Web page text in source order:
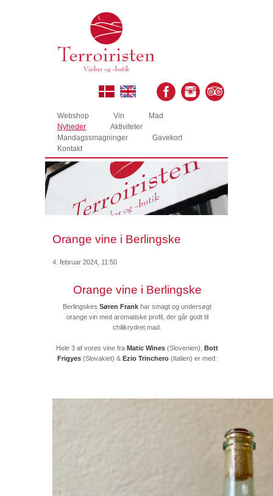
Webshop Vin
Mad
Nyheder
Aktiviteter
Mandagssmagninger
Gavekort
Kontakt
Orange vine i Berlingske
4. februar 2024, 11:50
Orange vine i Berlingske
Berlingskes Søren Frank har smagt og undersøgt
orange vin med aromatiske profil, der går godt til
chilikrydret mad.
Hele 3 af vores vine fra Matic Wines (Slovenien), Bott
Frigyes (Slovakiet) & Ezio Trinchero (Italien) er med: